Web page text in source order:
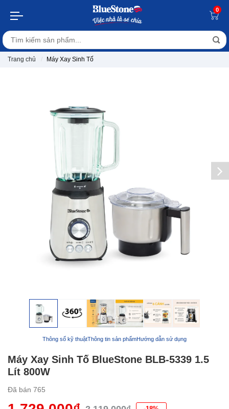
0
Trang chủ Máy Xay Sinh Tố
Thông số kỹ thuậtThông tin sản phẩmHướng dẫn sử dụng
Máy Xay Sinh Tố BlueStone BLB-5339 1.5
Lít 800W
Đã bán 765